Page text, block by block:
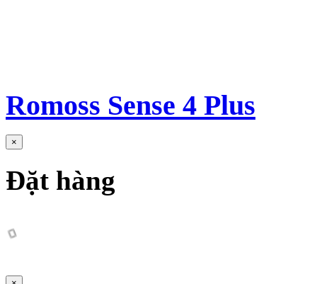
Romoss Sense 4 Plus
×
Đặt hàng